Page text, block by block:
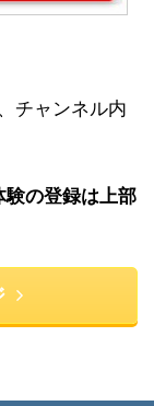
チャンネル内
験の登録は上部